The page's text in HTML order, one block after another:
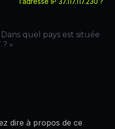
quel pays est située
? »
dire à propos de ce